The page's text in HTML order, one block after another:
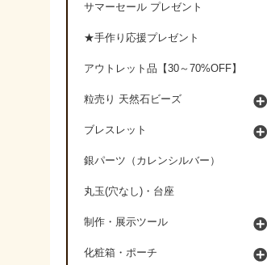
サマーセール プレゼント
★手作り応援プレゼント
アウトレット品【30～70%OFF】
粒売り 天然石ビーズ
ブレスレット
銀パーツ（カレンシルバー）
丸玉(穴なし)・台座
制作・展示ツール
化粧箱・ポーチ